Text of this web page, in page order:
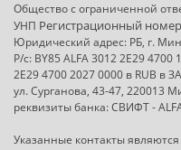
Общество с ограниченной
УНП Регистрационный
Юридический адрес: РБ, г.
Р/с: BY85 ALFA 3012 2E29 4700
2E29 4700 2027 0000 в RUB в
ул. Сурганова, 43-47, 220013
реквизиты банка: СВИФТ -
Указанные контакты